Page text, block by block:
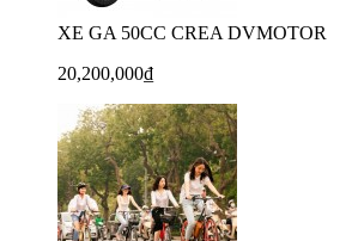
XE GA 50CC CREA DVMOTOR
20,200,000₫